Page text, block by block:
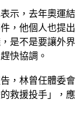
示，去年奧運結
，他個人也提出
是不是要讓外界
快協調。
，林曾任體委會
救援投手」，應